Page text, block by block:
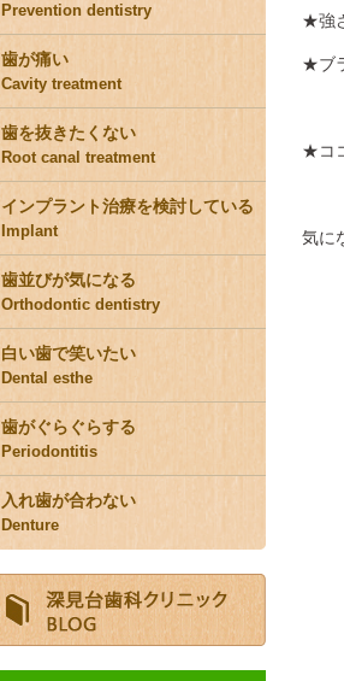
★強
★ブ
歯
★コ
歯
気に
Prevention dentistry
歯が痛い
Cavity treatment
歯を抜きたくない
Root canal treatment
インプラント治療を検討している
Implant
歯並びが気になる
Orthodontic dentistry
白い歯で笑いたい
Dental esthe
歯がぐらぐらする
Periodontitis
入れ歯が合わない
Denture